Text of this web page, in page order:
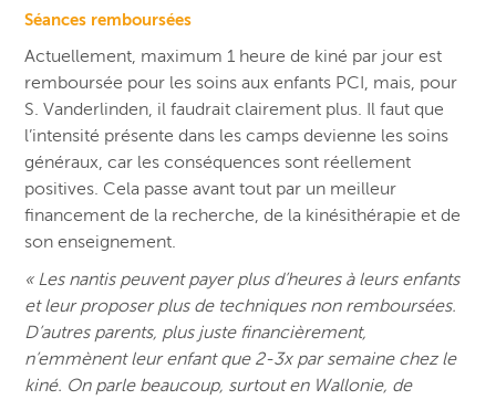
Séances remboursées
Actuellement, maximum 1 heure de kiné par jour est
remboursée pour les soins aux enfants PCI, mais, pour
S. Vanderlinden, il faudrait clairement plus. Il faut que
l’intensité présente dans les camps devienne les soins
généraux, car les conséquences sont réellement
positives. Cela passe avant tout par un meilleur
financement de la recherche, de la kinésithérapie et de
son enseignement.
« Les nantis peuvent payer plus d’heures à leurs enfants
et leur proposer plus de techniques non remboursées.
D’autres parents, plus juste financièrement,
n’emmènent leur enfant que 2-3x par semaine chez le
kiné. On parle beaucoup, surtout en Wallonie, de